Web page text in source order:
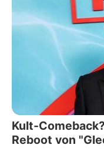
Kult-
Reboot von